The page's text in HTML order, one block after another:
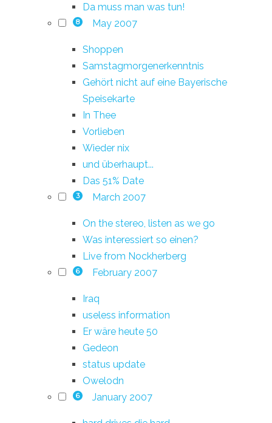
Da muss man was tun!
8 May 2007
Shoppen
Samstagmorgenerkenntnis
Gehört nicht auf eine Bayerische
Speisekarte
In Thee
Vorlieben
Wieder nix
und überhaupt...
Das 51% Date
3 March 2007
On the stereo, listen as we go
Was interessiert so einen?
Live from Nockherberg
6 February 2007
Iraq
useless information
Er wäre heute 50
Gedeon
status update
Owelodn
6 January 2007